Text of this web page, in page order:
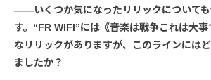
――いくつか気になったリリックについても
す。“FR WIFI”には《音楽は戦争これは大
なリリックがありますが、このラインには
ましたか？